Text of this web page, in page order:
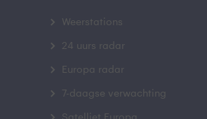
Weerstations
24 uurs radar
Europa radar
7-daagse verwachting